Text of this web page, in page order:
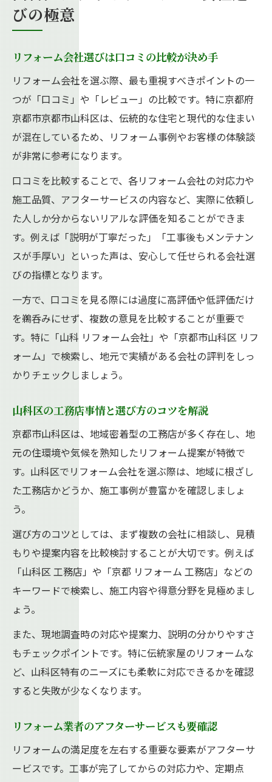
びの極意
リフォーム会社選びは口コミの比較が決め手
リフォーム会社を選ぶ際、最も重視すべきポイントの一
つが「口コミ」や「レビュー」の比較です。特に京都府
京都市京都市山科区は、伝統的な住宅と現代的な住まい
が混在しているため、リフォーム事例やお客様の体験談
が非常に参考になります。
口コミを比較することで、各リフォーム会社の対応力や
施工品質、アフターサービスの内容など、実際に依頼し
た人しか分からないリアルな評価を知ることができま
す。例えば「説明が丁寧だった」「工事後もメンテナン
スが手厚い」といった声は、安心して任せられる会社選
びの指標となります。
一方で、口コミを見る際には過度に高評価や低評価だけ
を鵜呑みにせず、複数の意見を比較することが重要で
す。特に「山科 リフォーム会社」や「京都市山科区 リフ
ォーム」で検索し、地元で実績がある会社の評判をしっ
かりチェックしましょう。
山科区の工務店事情と選び方のコツを解説
京都市山科区は、地域密着型の工務店が多く存在し、地
元の住環境や気候を熟知したリフォーム提案が特徴で
す。山科区でリフォーム会社を選ぶ際は、地域に根ざし
た工務店かどうか、施工事例が豊富かを確認しましょ
う。
選び方のコツとしては、まず複数の会社に相談し、見積
もりや提案内容を比較検討することが大切です。例えば
「山科区 工務店」や「京都 リフォーム 工務店」などの
キーワードで検索し、施工内容や得意分野を見極めまし
ょう。
また、現地調査時の対応や提案力、説明の分かりやすさ
もチェックポイントです。特に伝統家屋のリフォームな
ど、山科区特有のニーズにも柔軟に対応できるかを確認
すると失敗が少なくなります。
リフォーム業者のアフターサービスも要確認
リフォームの満足度を左右する重要な要素がアフターサ
ービスです。工事が完了してからの対応力や、定期点